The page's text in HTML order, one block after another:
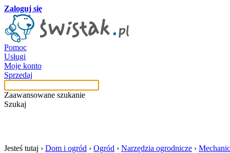
Zaloguj się
Pomoc
Usługi
Moje konto
Sprzedaj
Zaawansowane szukanie
Szukaj
Jesteś tutaj › Dom i ogród › Ogród › Narzędzia ogrodnicze ›